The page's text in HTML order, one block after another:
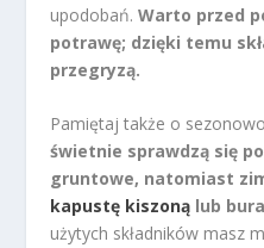
upodobań.Warto przed
potrawę; dzięki temu
przegryzą.
Pamiętaj także o
świetnie sprawdzą się
gruntowe, natomiast
kapustę kiszoną lub
użytych składników masz